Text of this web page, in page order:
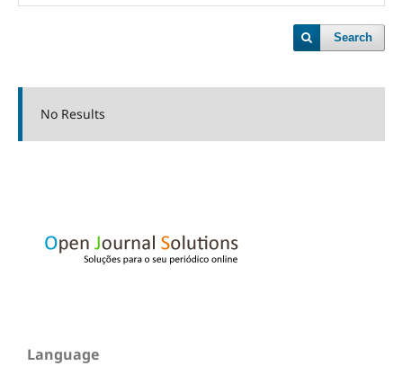
Search
No Results
Language